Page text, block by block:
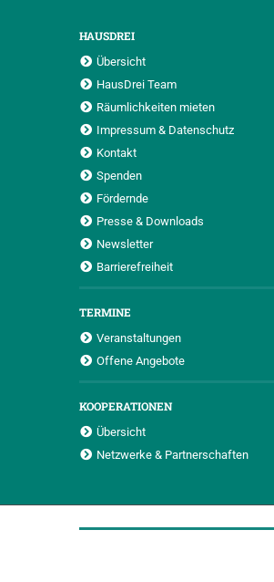
HAUSDREI
Übersicht
HausDrei Team
Räumlichkeiten mieten
Impressum & Datenschutz
Kontakt
Spenden
Fördernde
Presse & Downloads
Newsletter
Barrierefreiheit
TERMINE
Veranstaltungen
Offene Angebote
KOOPERATIONEN
Übersicht
Netzwerke & Partnerschaften